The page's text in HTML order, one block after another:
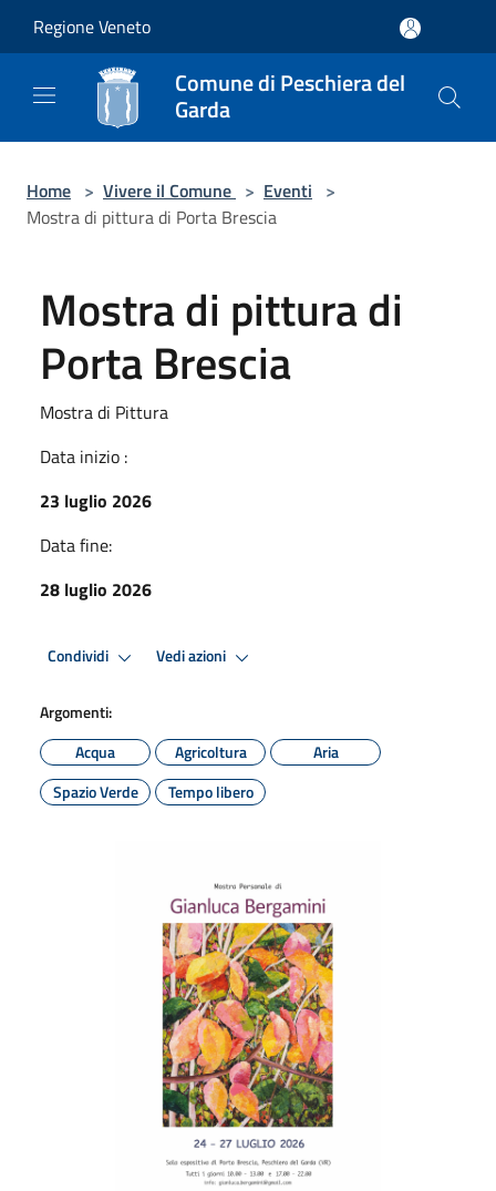
Regione Veneto
Comune di Peschiera del
Garda
Home > Vivere il Comune > Eventi >
Mostra di pittura di Porta Brescia
Mostra di pittura di
Porta Brescia
Mostra di Pittura
Data inizio :
23 luglio 2026
Data fine:
28 luglio 2026
Condividi Vedi azioni
Argomenti:
Acqua
Agricoltura
Aria
Spazio Verde
Tempo libero